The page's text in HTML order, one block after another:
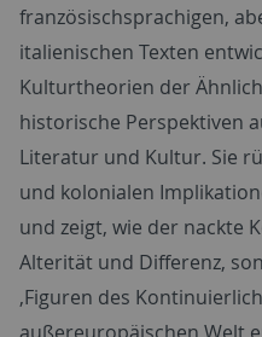
französischsprachigen,
italienischen Texten
Kulturtheorien der
historische Perspektiven
Literatur und Kultur. Sie
und kolonialen
und zeigt, wie der nackte
Alterität und Differenz,
‚Figuren des
außereuropäischen Welt